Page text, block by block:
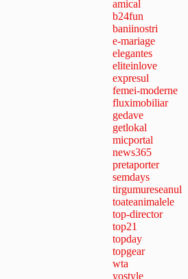
amical
b24fun
baniinostri
e-mariage
elegantes
eliteinlove
expresul
femei-moderne
fluximobiliar
gedave
getlokal
micportal
news365
pretaporter
semdays
tirgumureseanul
toateanimalele
top-director
top21
topday
topgear
wta
yostyle